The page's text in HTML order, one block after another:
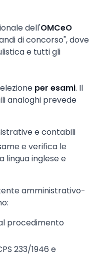
dell'OMCeO
di concorso", dove
e tutti gli
per esami. Il
analoghi prevede
e contabili
e verifica le
lingua inglese e
amministrativo-
procedimento
233/1946 e